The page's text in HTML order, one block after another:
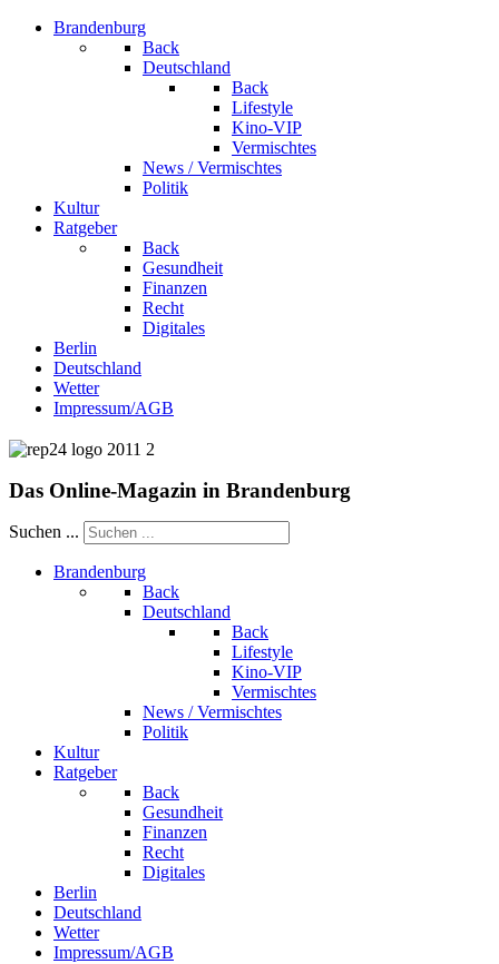
Brandenburg
Back
Deutschland
Back
Lifestyle
Kino-VIP
Vermischtes
News / Vermischtes
Politik
Kultur
Ratgeber
Back
Gesundheit
Finanzen
Recht
Digitales
Berlin
Deutschland
Wetter
Impressum/AGB
Das Online-Magazin in Brandenburg
Suchen ...
Brandenburg
Back
Deutschland
Back
Lifestyle
Kino-VIP
Vermischtes
News / Vermischtes
Politik
Kultur
Ratgeber
Back
Gesundheit
Finanzen
Recht
Digitales
Berlin
Deutschland
Wetter
Impressum/AGB